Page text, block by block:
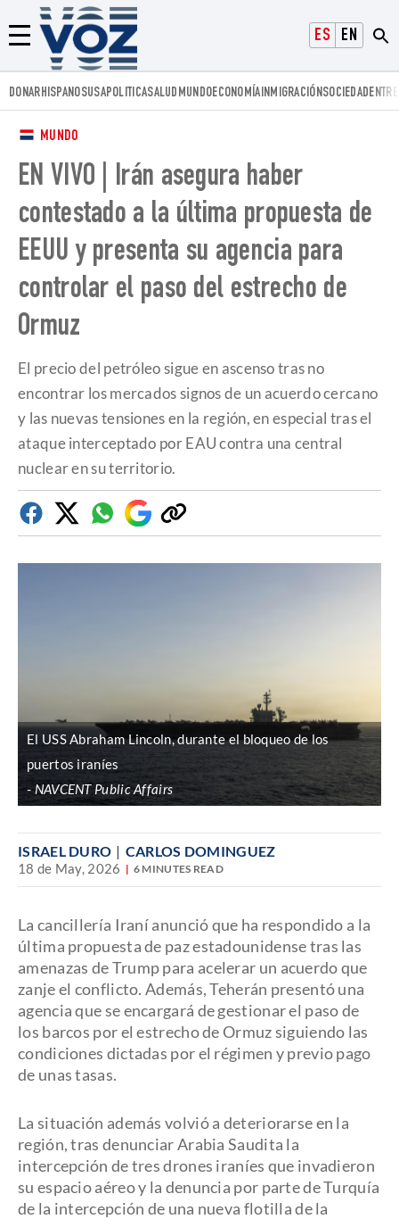
ESPAÑOLENGLISH
Menú
Voz.us
DONARHISPANOSUSAPOLITICASALUD MUNDOECONOMÍAINMIGRACIÓNSOCIEDAD
MUNDO
EN VIVO | Irán asegura haber
contestado a la última propuesta de
EEUU y presenta su agencia para
controlar el paso del estrecho de
Ormuz
El precio del petróleo sigue en ascenso tras no
encontrar los mercados signos de un acuerdo cercano
y las nuevas tensiones en la región, en especial tras el
ataque interceptado por EAU contra una central
nuclear en su territorio.
FacebookTwitterWhatsapp
Google
Discover
Copiar
enlace
El USS Abraham Lincoln, durante el bloqueo de los
puertos iraníes
NAVCENT Public Affairs
ISRAEL DURO CARLOS DOMINGUEZ
18 de May, 2026 6 MINUTES READ
La cancillería Iraní anunció que ha respondido a la
última propuesta de paz estadounidense tras las
amenazas de Trump para acelerar un acuerdo que
zanje el conflicto. Además, Teherán presentó una
agencia que se encargará de gestionar el paso de
los barcos por el estrecho de Ormuz siguiendo las
condiciones dictadas por el régimen y previo pago
de unas tasas.
La situación además volvió a deteriorarse en la
región, tras denunciar Arabia Saudita la
intercepción de tres drones iraníes que invadieron
su espacio aéreo y la denuncia por parte de Turquía
de la intercepción de una nueva flotilla de la